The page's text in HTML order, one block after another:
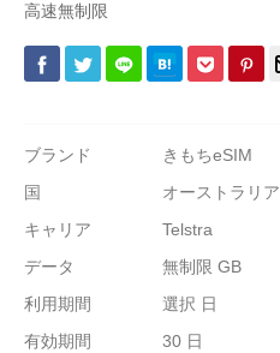
高速無制限
ブランド
きもちeSIM
国
オーストラリア
キャリア
Telstra
データ
無制限 GB
利用期間
選択 日
有効期間
30 日